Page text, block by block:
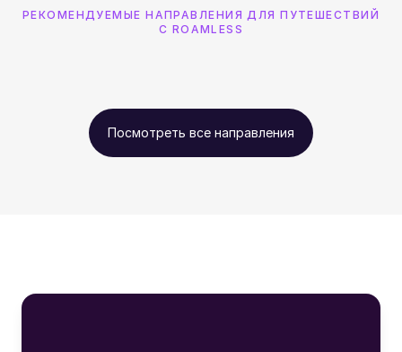
РЕКОМЕНДУЕМЫЕ НАПРАВЛЕНИЯ ДЛЯ ПУТЕШЕСТВИЙ
С ROAMLESS
Посмотреть все направления